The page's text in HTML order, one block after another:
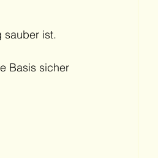
sauber ist.
Basis sicher